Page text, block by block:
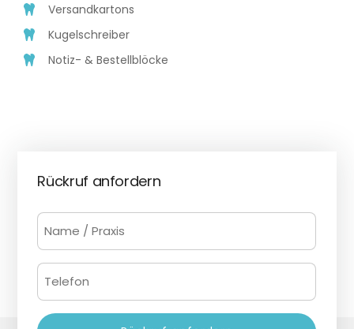
Versandkartons
Kugelschreiber
Notiz- & Bestellblöcke
Rückruf anfordern
Name
(erforderlich)
Telefon
(erforderlich)